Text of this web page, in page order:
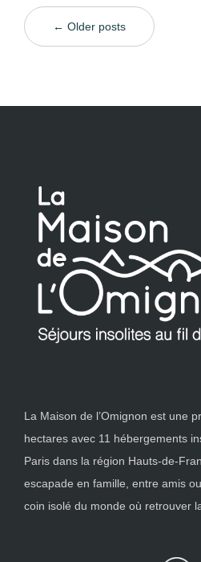
← Older posts
La Maison de l’Omignon est une
hectares avec 11 hébergements
Paris dans la région Hauts-de-
escapade en famille, entre amis
coin isolé du monde où retrouver